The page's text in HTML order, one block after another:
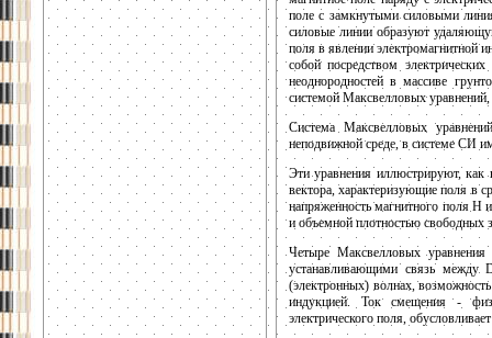
поле с замкнутыми силовыми
силовые линии образуют
поля в явлении электромагнитной
собой посредством
неоднородностей в массиве
системой Максвелловых
Система Максвелловых
неподвижной среде, в системе СИ
Эти уравнения иллюстрируют,
вектора, характеризующие поля в
напряженность магнитного поля Н
и объемной плотностью свободных
Четыре Максвелловых
устанавливающими связь
(электронных) волнах,
индукцией. Ток смещения -
электрического поля,